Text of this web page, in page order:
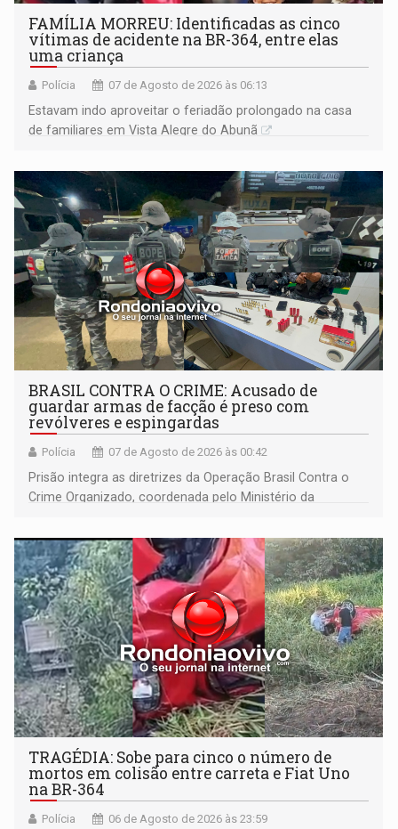
FAMÍLIA MORREU: Identificadas as cinco
vítimas de acidente na BR-364, entre elas
uma criança
Polícia 07 de Agosto de 2026 às 06:13
Estavam indo aproveitar o feriadão prolongado na casa
de familiares em Vista Alegre do Abunã
BRASIL CONTRA O CRIME: Acusado de
guardar armas de facção é preso com
revólveres e espingardas
Polícia 07 de Agosto de 2026 às 00:42
Prisão integra as diretrizes da Operação Brasil Contra o
Crime Organizado, coordenada pelo Ministério da
TRAGÉDIA: Sobe para cinco o número de
mortos em colisão entre carreta e Fiat Uno
na BR-364
Polícia 06 de Agosto de 2026 às 23:59